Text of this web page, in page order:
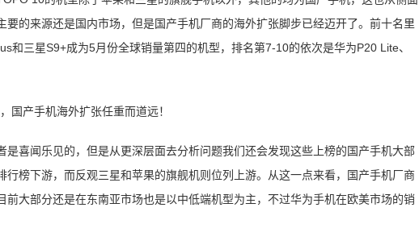
的来源还是国内市场，但是国产手机厂商的海外扩张脚步已经迈开了。前十名里
和三星S9+成为5月份全球销量第四的机型，排名第7-10的依次是华为P20 Lite、
是喜闻乐见的，但是从更深层面去分析问题我们还会发现这些上榜的国产手机大部
榜下游，而反观三星和苹果的旗舰机则位列上游。从这一点来看，国产手机厂商
大部分还是在东南亚市场也是以中低端机型为主，不过华为手机在欧美市场的销